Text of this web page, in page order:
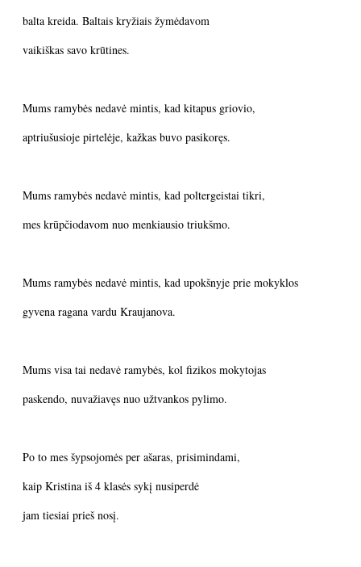
balta kreida. Baltais kryžiais žymėdavom
vaikiškas savo krūtines.
Mums ramybės nedavė mintis, kad kitapus griovio,
aptriušusioje pirtelėje, kažkas buvo pasikoręs.
Mums ramybės nedavė mintis, kad poltergeistai tikri,
mes krūpčiodavom nuo menkiausio triukšmo.
Mums ramybės nedavė mintis, kad upokšnyje prie mokyklos
gyvena ragana vardu Kraujanova.
Mums visa tai nedavė ramybės, kol fizikos mokytojas
paskendo, nuvažiavęs nuo užtvankos pylimo.
Po to mes šypsojomės per ašaras, prisimindami,
kaip Kristina iš 4 klasės sykį nusiperdė
jam tiesiai prieš nosį.